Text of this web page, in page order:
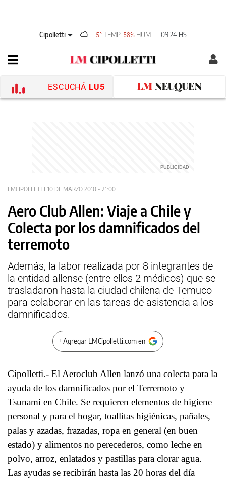
Cipolletti 5°TEMP 58% HUM 09:24 HS
ESCUCHÁ LU5
LMCIPOLLETTI 10 DE MARZO 2010 - 21:00
Aero Club Allen: Viaje a Chile y
Colecta por los damnificados del
terremoto
Además, la labor realizada por 8 integrantes de
la entidad allense (entre ellos 2 médicos) que se
trasladaron hasta la ciudad chilena de Temuco
para colaborar en las tareas de asistencia a los
damnificados.
+ Agregar LMCipolletti.com en
Cipolletti.- El Aeroclub Allen lanzó una colecta para la
ayuda de los damnificados por el Terremoto y
Tsunami en Chile. Se requieren elementos de higiene
personal y para el hogar, toallitas higiénicas, pañales,
palas y azadas, frazadas, ropa en general (en buen
estado) y alimentos no perecederos, como leche en
polvo, arroz, enlatados y pastillas para clorar agua.
Las ayudas se recibirán hasta las 20 horas del día